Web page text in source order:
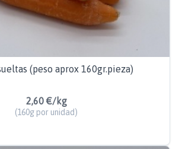
(peso aprox 160gr.pieza)
2,60 €/kg
(160g por unidad)